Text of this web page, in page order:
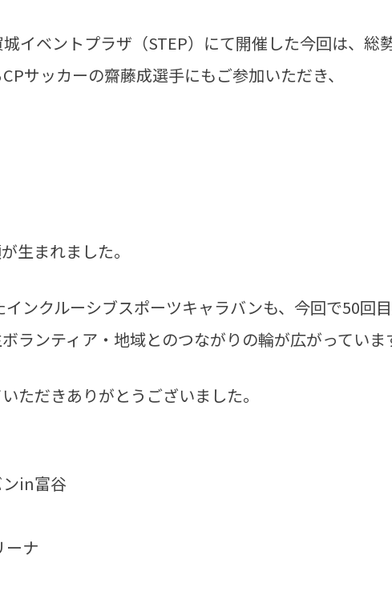
イベントプラザ（STEP）にて開催した今回は、総
サッカーの齋藤成選手にもご参加いただき、
生まれました。
ンクルーシブスポーツキャラバンも、今回で50回目
ランティア・地域とのつながりの輪が広がっていま
ただきありがとうございました。
in富谷
ーナ